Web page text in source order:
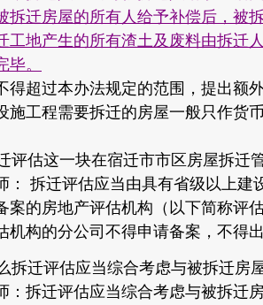
迁房屋的所有人给予补偿后，被
工地产生的所有渣土及废料由拆迁
毕。
超过本办法规定的范围，提出额
工程需要拆迁的房屋一般只作货
估这一块在宿迁市市区房屋拆迁
拆迁评估应当由具有省级以上建
案的房地产评估机构（以下简称评
机构的分公司不得申请备案，不得
迁评估应当综合考虑与被拆迁房
拆迁评估应当综合考虑与被拆迁